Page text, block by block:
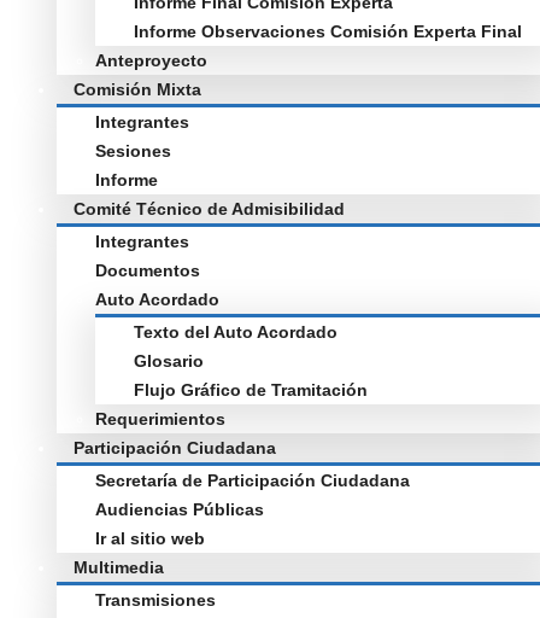
Informe Observaciones Comisión Experta Final
Anteproyecto
Comisión Mixta
Integrantes
Sesiones
Informe
Comité Técnico de Admisibilidad
Integrantes
Documentos
Auto Acordado
Texto del Auto Acordado
Glosario
Flujo Gráfico de Tramitación
Requerimientos
Participación Ciudadana
Secretaría de Participación Ciudadana
Audiencias Públicas
Ir al sitio web
Multimedia
Transmisiones